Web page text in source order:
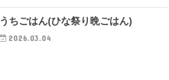
うちごはん(ひな祭り晩ごはん)
2026.03.04